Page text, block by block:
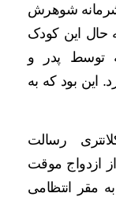
شرمانه شوهرش
حال این کودک
توسط پدر و
این بود که به
رسالت
جوان که حدود ۲ سال از ازدواج موقت
مقر انتظامی